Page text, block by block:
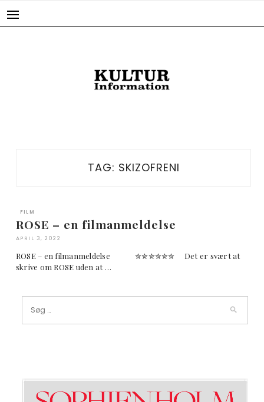
TAG: SKIZOFRENI
FILM
ROSE – en filmanmeldelse
APRIL 3, 2022
ROSE – en filmanmeldelse ✮✮✮✮✮✮ Det er svært at
skrive om ROSE uden at …